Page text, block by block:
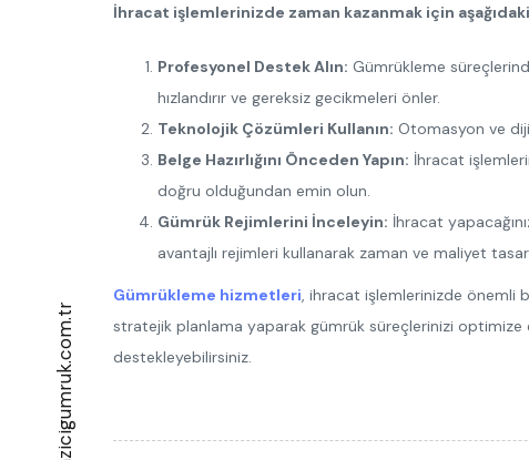
İhracat işlemlerinizde zaman kazanmak için
Profesyonel Destek Alın: Gümrükleme
hızlandırır ve gereksiz gecikmeleri önler.
Teknolojik Çözümleri Kullanın: Otomasyon ve
Belge Hazırlığını Önceden Yapın: İhracat
doğru olduğundan emin olun.
Gümrük Rejimlerini İnceleyin: İhracat
avantajlı rejimleri kullanarak zaman ve maliyet
Gümrükleme hizmetleri, ihracat işlemlerinizde önemli
stratejik planlama yaparak gümrük süreçlerinizi optimize
destekleyebilirsiniz.